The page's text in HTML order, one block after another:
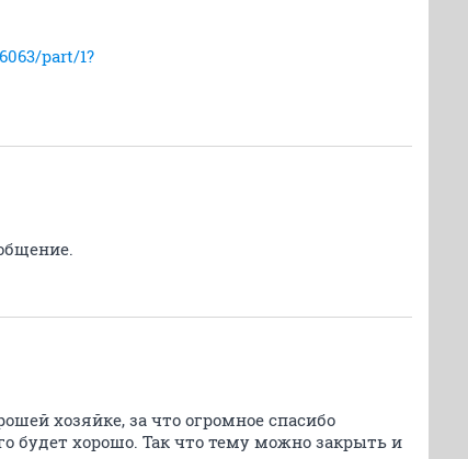
part/1?
хозяйке, за что огромное спасибо
будет хорошо. Так что тему можно закрыть и